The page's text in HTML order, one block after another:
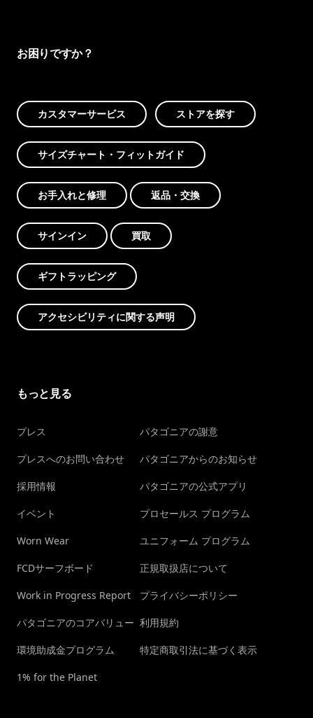
お困りですか？
カスタマーサービス ストアを探す
サイズチャート・フィットガイド
お手入れと修理 返品・交換
サインイン 買取
ギフトラッピング
アクセシビリティに関する声明
もっと見る
プレス
プレスへのお問い合わせ
採用情報
イベント
Worn Wear
FCDサーフボード
Work in Progress Report
パタゴニアのコアバリュー
環境助成金プログラム
1% for the Planet
パタゴニアの謝意
パタゴニアからのお知らせ
パタゴニアの公式アプリ
プロセールス プログラム
ユニフォーム プログラム
正規取扱店について
プライバシーポリシー
利用規約
特定商取引法に基づく表示